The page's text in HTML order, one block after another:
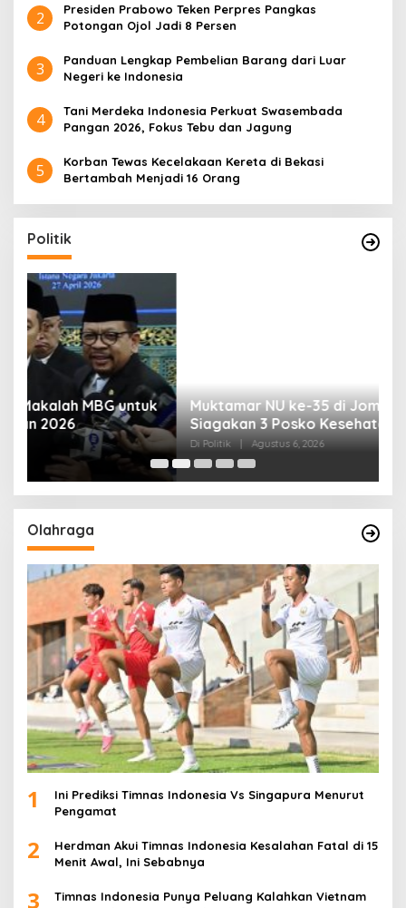
2
Presiden Prabowo Teken Perpres Pangkas
Potongan Ojol Jadi 8 Persen
3
Panduan Lengkap Pembelian Barang dari Luar
Negeri ke Indonesia
4
Tani Merdeka Indonesia Perkuat Swasembada
Pangan 2026, Fokus Tebu dan Jagung
5
Korban Tewas Kecelakaan Kereta di Bekasi
Bertambah Menjadi 16 Orang
Politik
Muktamar NU ke-35 di Jombang, Panitia
Siagakan 3 Posko Kesehatan 24 Jam
| Agustus 6, 2026
Olahraga
1
Ini Prediksi Timnas Indonesia Vs Singapura Menurut
Pengamat
2
Herdman Akui Timnas Indonesia Kesalahan Fatal di 15
Menit Awal, Ini Sebabnya
3
Timnas Indonesia Punya Peluang Kalahkan Vietnam